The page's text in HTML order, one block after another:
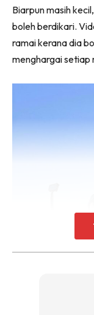
Biarpun masih
boleh berdikari.
ramai kerana dia
menghargai setiap